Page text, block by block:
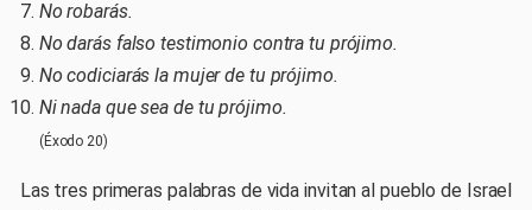
No robarás.
No darás falso testimonio contra tu prójimo.
No codiciarás la mujer de tu prójimo.
Ni nada que sea de tu prójimo.
(Éxodo 20)
Las tres primeras palabras de vida invitan al pueblo de Israel